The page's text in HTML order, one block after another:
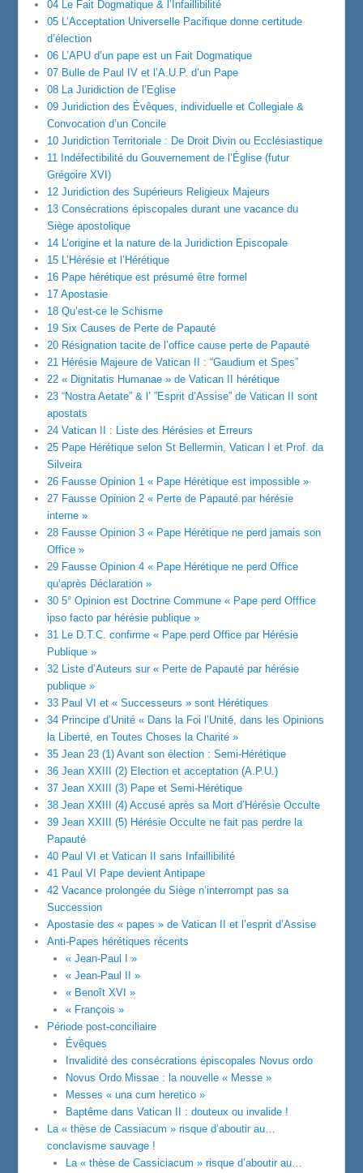
04 Le Fait Dogmatique & l’Infaillibilité
05 L’Acceptation Universelle Pacifique donne certitude
d’élection
06 L’APU d’un pape est un Fait Dogmatique
07 Bulle de Paul IV et l’A.U.P. d’un Pape
08 La Juridiction de l’Eglise
09 Juridiction des Évêques, individuelle et Collegiale &
Convocation d’un Concile
10 Juridiction Territoriale : De Droit Divin ou Ecclésiastique
11 Indéfectibilité du Gouvernement de l’Église (futur
Grégoire XVI)
12 Juridiction des Supérieurs Religieux Majeurs
13 Consécrations épiscopales durant une vacance du
Siège apostolique
14 L’origine et la nature de la Juridiction Episcopale
15 L’Hérésie et l’Hérétique
16 Pape hérétique est présumé être formel
17 Apostasie
18 Qu’est-ce le Schisme
19 Six Causes de Perte de Papauté
20 Résignation tacite de l’office cause perte de Papauté
21 Hérésie Majeure de Vatican II : “Gaudium et Spes”
22 « Dignitatis Humanae » de Vatican II hérétique
23 “Nostra Aetate” & l’ ”Esprit d’Assise” de Vatican II sont
apostats
24 Vatican II : Liste des Hérésies et Erreurs
25 Pape Hérétique selon St Bellermin, Vatican I et Prof. da
Silveira
26 Fausse Opinion 1 « Pape Hérétique est impossible »
27 Fausse Opinion 2 « Perte de Papauté par hérésie
interne »
28 Fausse Opinion 3 « Pape Hérétique ne perd jamais son
Office »
29 Fausse Opinion 4 « Pape Hérétique ne perd Office
qu’après Déclaration »
30 5° Opinion est Doctrine Commune « Pape perd Offfice
ipso facto par hérésie publique »
31 Le D.T.C. confirme « Pape perd Office par Hérésie
Publique »
32 Liste d’Auteurs sur « Perte de Papauté par hérésie
publique »
33 Paul VI et « Successeurs » sont Hérétiques
34 Principe d’Unité « Dans la Foi l’Unité, dans les Opinions
la Liberté, en Toutes Choses la Charité »
35 Jean 23 (1) Avant son élection : Semi-Hérétique
36 Jean XXIII (2) Election et acceptation (A.P.U.)
37 Jean XXIII (3) Pape et Semi-Hérétique
38 Jean XXIII (4) Accusé après sa Mort d’Hérésie Occulte
39 Jean XXIII (5) Hérésie Occulte ne fait pas perdre la
Papauté
40 Paul VI et Vatican II sans Infaillibilité
41 Paul VI Pape devient Antipape
42 Vacance prolongée du Siège n’interrompt pas sa
Succession
Apostasie des « papes » de Vatican II et l’esprit d’Assise
Anti-Papes hérétiques récents
« Jean-Paul I »
« Jean-Paul II »
« Benoît XVI »
« François »
Période post-conciliaire
Évêques
Invalidité des consécrations épiscopales Novus ordo
Novus Ordo Missae : la nouvelle « Messe »
Messes « una cum heretico »
Baptême dans Vatican II : douteux ou invalide !
La « thèse de Cassiacum » risque d’aboutir au…
conclavisme sauvage !
La « thèse de Cassiciacum » risque d’aboutir au…